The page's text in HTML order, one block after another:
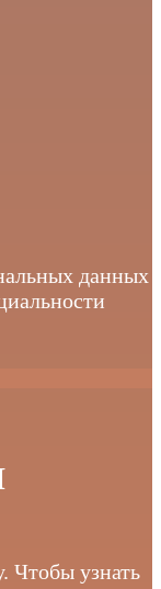
данных
Чтобы узнать